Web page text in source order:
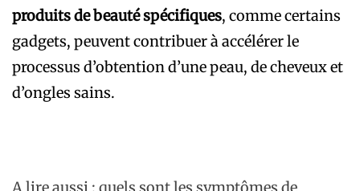
produits de beauté spécifiques, comme certains
gadgets, peuvent contribuer à accélérer le
processus d’obtention d’une peau, de cheveux et
d’ongles sains.